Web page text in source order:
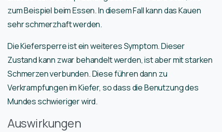
zum Beispiel beim Essen. In diesem Fall kann das Kauen
sehr schmerzhaft werden.
Die Kiefersperre ist ein weiteres Symptom. Dieser
Zustand kann zwar behandelt werden, ist aber mit starken
Schmerzen verbunden. Diese führen dann zu
Verkrampfungen im Kiefer, so dass die Benutzung des
Mundes schwieriger wird.
Auswirkungen